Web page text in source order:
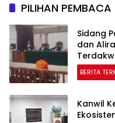
PILIHAN PEMBACA
Sidang
dan
BERITA
Kanwil